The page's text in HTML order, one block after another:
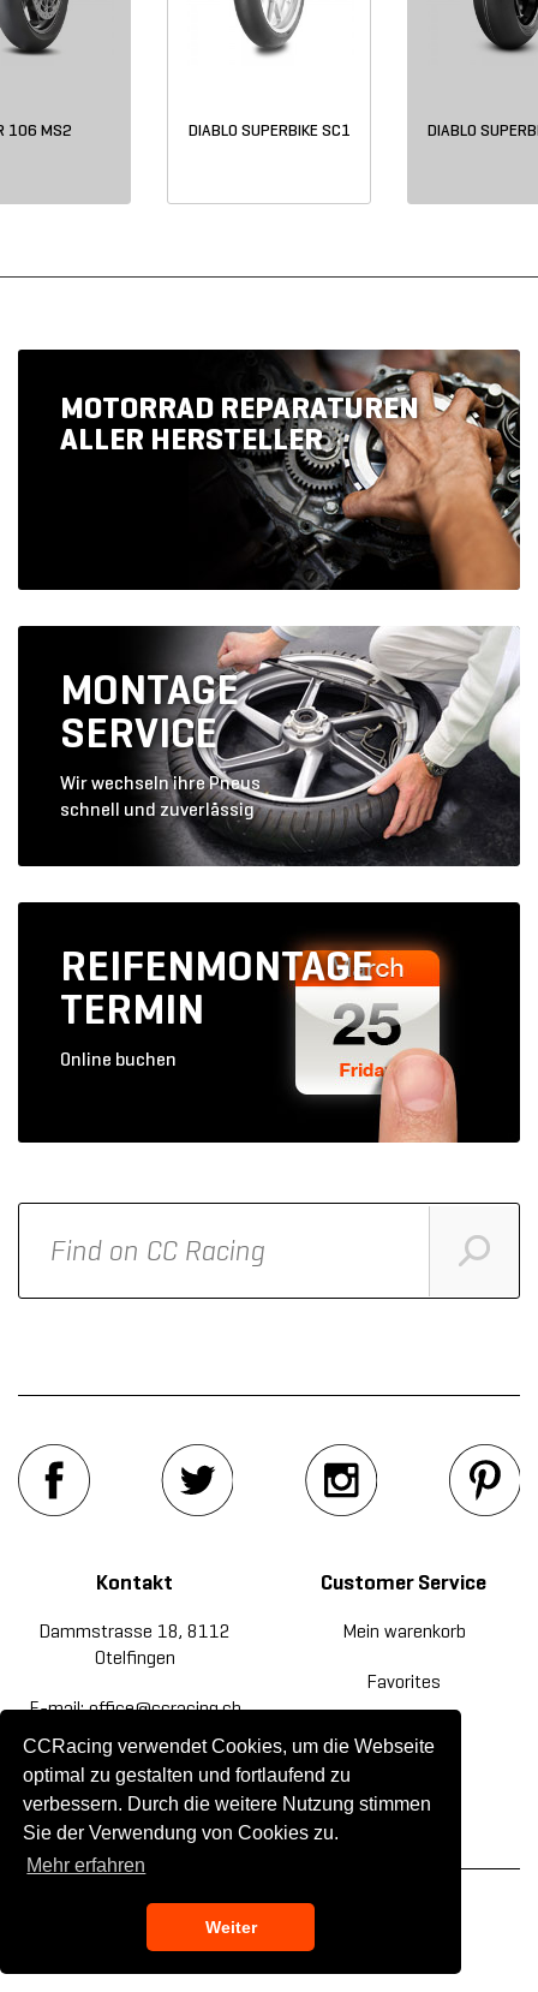
CCRacing verwendet Cookies, um die Webseite
optimal zu gestalten und fortlaufend zu
verbessern. Durch die weitere Nutzung stimmen
Sie der Verwendung von Cookies zu.
Mehr erfahren
Weiter
DIABLO SUPERBIKE SC1 DIABLO
106 MS2
MOTORRAD REPARATUREN
ALLER HERSTELLER
MONTAGE
SERVICE
Wir wechseln ihre Pneus
schnell und zuverlässig
REIFENMONTAGE
TERMIN
Online buchen
Kontakt
Dammstrasse 18, 8112
Otelfingen
E-mail: office@ccracing.ch
Tel: +41(0)44 820 30 20
Customer Service
Mein warenkorb
Favorites
© 2019 CC Racing. All rights reserved.